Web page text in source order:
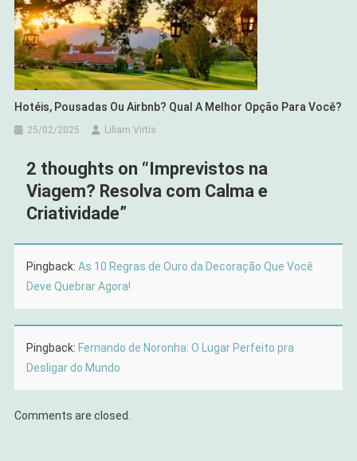
Hotéis, Pousadas Ou Airbnb? Qual A Melhor Opção Para Você?
25/02/2025 Liliam Virtis
2 thoughts on “ Imprevistos na
Viagem? Resolva com Calma e
Criatividade”
Pingback: As 10 Regras de Ouro da Decoração Que Você
Deve Quebrar Agora!
Pingback: Fernando de Noronha: O Lugar Perfeito pra
Desligar do Mundo
Comments are closed.